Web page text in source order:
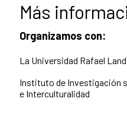
Más
Organizamos con:
La Universidad Rafael
Instituto de Investigación
e Interculturalidad